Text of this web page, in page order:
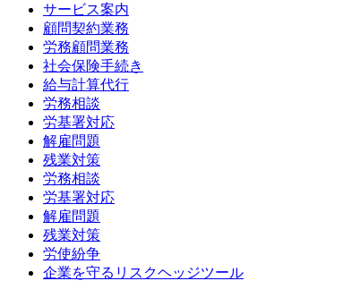
サービス案内
顧問契約業務
労務顧問業務
社会保険手続き
給与計算代行
労務相談
労基署対応
解雇問題
残業対策
労務相談
労基署対応
解雇問題
残業対策
労使紛争
企業を守るリスクヘッジツール